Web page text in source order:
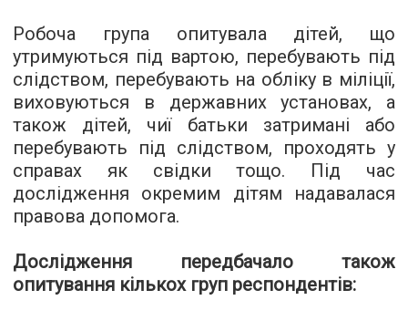
Робоча група опитувала дітей, що
утримуються під вартою, перебувають під
слідством, перебувають на обліку в міліції,
виховуються в державних установах, а
також дітей, чиї батьки затримані або
перебувають під слідством, проходять у
справах як свідки тощо. Під час
дослідження окремим дітям надавалася
правова допомога.
Дослідження передбачало також
опитування кількох груп респондентів: